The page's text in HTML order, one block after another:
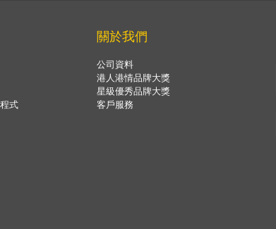
式
關於我們
公司資料
港人港情品牌大獎
星級優秀品牌大獎
客戶服務